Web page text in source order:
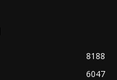
8188
6047